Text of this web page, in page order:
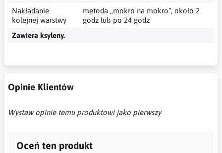
Nakładanie
kolejnej warstwy
metoda „mokro na mokro”, około 2
godz lub po 24 godz
Zawiera ksyleny.
Opinie Klientów
Wystaw opinie temu produktowi jako pierwszy
Oceń ten produkt